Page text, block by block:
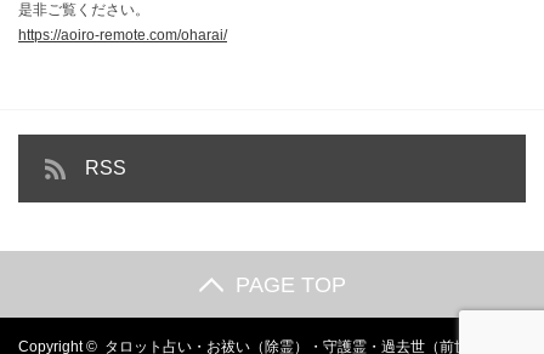
是非ご覧ください。
https://aoiro-remote.com/oharai/
RSS
PAGE TOP
Copyright © タロット占い・お祓い（除霊）・守護霊・過去世（前世）の遠